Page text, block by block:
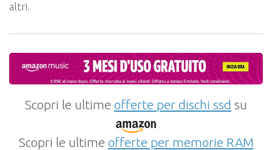
altri.
Scopri le ultime offerte per dischi ssd su
Scopri le ultime offerte per memorie RAM